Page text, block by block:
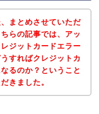
まとめさせていただ
らの記事では、アッ
ジットカードエラー
すればクレジットカ
るのか？ということ
きました。